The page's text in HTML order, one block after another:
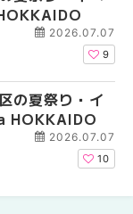
2026.07.07
9
の夏祭り・イ
HOKKAIDO
2026.07.07
10
まとめ |
夏 恵庭市・千
トまとめ |
SUPER
ーラウンジアネッ
！ | MouLa
夏 札幌市豊平
まとめ |